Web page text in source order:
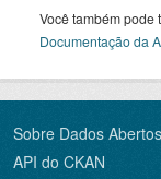
Você também pode
Documentação da
Sobre Dados
API do CKAN